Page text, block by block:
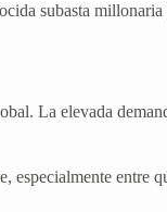
subasta
La elevada
entre